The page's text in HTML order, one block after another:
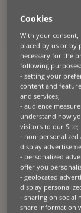
tailles qui
démarquer
années
expertise
l’agriculture,
technologie,
Nous
aux clients
partenariats
ou alors par
mère, BNP
européènne,
rassemblant
Cookies
With your consent,
placed by us or by
necessary for the
following purposes:
- setting your
content and
and services;
- audience
understand how
visitors to our Site;
- non-personalized
display
- personalized
offer you
- geolocated
display
- sharing on social
share information